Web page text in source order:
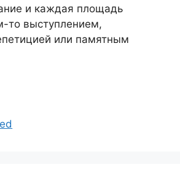
и каждая площадь
то выступлением,
или памятным